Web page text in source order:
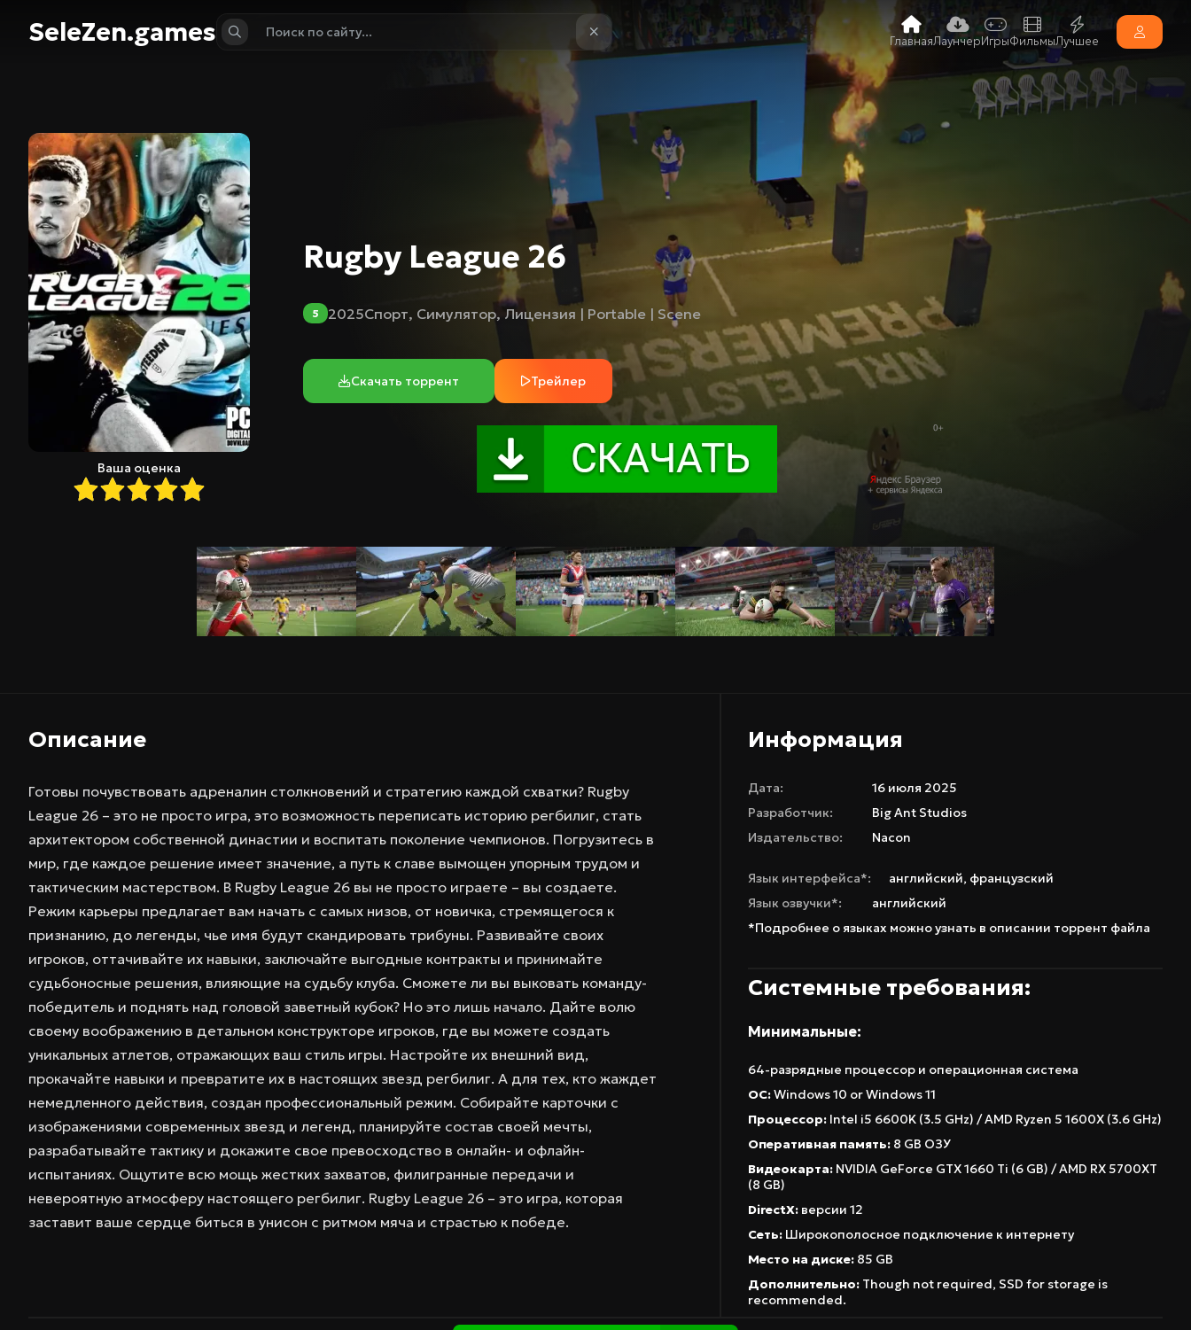
SeleZen.games ГлавнаяЛаунчерИгрыФильмыЛучшее
Ваша оценка
Rugby League 26
5 2025Спорт, Симулятор, Лицензия | Portable | Scene
Скачать торрент Трейлер
Описание
Готовы почувствовать адреналин столкновений и стратегию каждой схватки? Rugby
League 26 – это не просто игра, это возможность переписать историю регбилиг, стать
архитектором собственной династии и воспитать поколение чемпионов. Погрузитесь в
мир, где каждое решение имеет значение, а путь к славе вымощен упорным трудом и
тактическим мастерством. В Rugby League 26 вы не просто играете – вы создаете.
Режим карьеры предлагает вам начать с самых низов, от новичка, стремящегося к
признанию, до легенды, чье имя будут скандировать трибуны. Развивайте своих
игроков, оттачивайте их навыки, заключайте выгодные контракты и принимайте
судьбоносные решения, влияющие на судьбу клуба. Сможете ли вы выковать команду-
победитель и поднять над головой заветный кубок? Но это лишь начало. Дайте волю
своему воображению в детальном конструкторе игроков, где вы можете создать
уникальных атлетов, отражающих ваш стиль игры. Настройте их внешний вид,
прокачайте навыки и превратите их в настоящих звезд регбилиг. А для тех, кто жаждет
немедленного действия, создан профессиональный режим. Собирайте карточки с
изображениями современных звезд и легенд, планируйте состав своей мечты,
разрабатывайте тактику и докажите свое превосходство в онлайн- и офлайн-
испытаниях. Ощутите всю мощь жестких захватов, филигранные передачи и
невероятную атмосферу настоящего регбилиг. Rugby League 26 – это игра, которая
заставит ваше сердце биться в унисон с ритмом мяча и страстью к победе.
Информация
Дата:
16 июля 2025
Разработчик:
Big Ant Studios
Издательство:
Nacon
Язык интерфейса*: английский, французский
Язык озвучки*:
английский
*Подробнее о языках можно узнать в описании торрент файла
Системные требования:
Минимальные:
64-разрядные процессор и операционная система
ОС:Windows 10 or Windows 11
Процессор: Intel i5 6600K (3.5 GHz) / AMD Ryzen 5 1600X (3.6 GHz)
Оперативная память: 8 GB ОЗУ
Видеокарта: NVIDIA GeForce GTX 1660 Ti (6 GB) / AMD RX 5700XT
(8 GB)
DirectX: версии 12
Сеть: Широкополосное подключение к интернету
Место на диске: 85 GB
Дополнительно: Though not required, SSD for storage is
recommended.